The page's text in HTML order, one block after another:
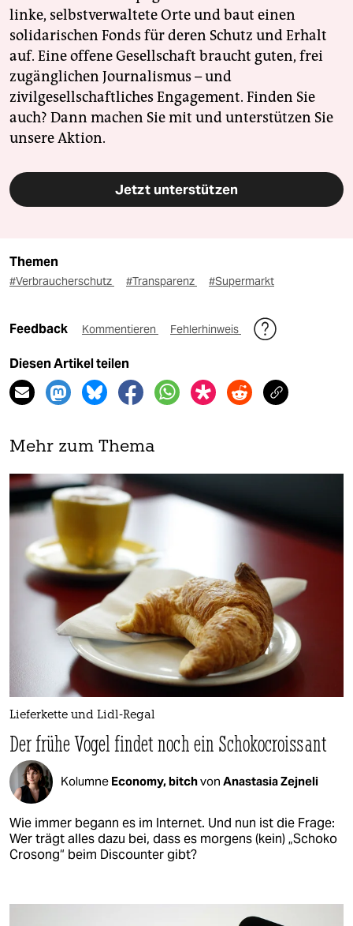
linke, selbstverwaltete Orte und baut einen
solidarischen Fonds für deren Schutz und Erhalt
auf. Eine offene Gesellschaft braucht guten, frei
zugänglichen Journalismus – und
zivilgesellschaftliches Engagement. Finden Sie
auch? Dann machen Sie mit und unterstützen Sie
unsere Aktion.
Jetzt unterstützen
Themen
#Verbraucherschutz #Transparenz #Supermarkt
Feedback Kommentieren Fehlerhinweis
Diesen Artikel teilen
Mehr zum Thema
Lieferkette und Lidl-Regal
Der frühe Vogel findet noch ein Schokocroissant
Kolumne Economy, bitchvon Anastasia Zejneli
Wie immer begann es im Internet. Und nun ist die Frage:
Wer trägt alles dazu bei, dass es morgens (kein) „Schoko
Crosong“ beim Discounter gibt?